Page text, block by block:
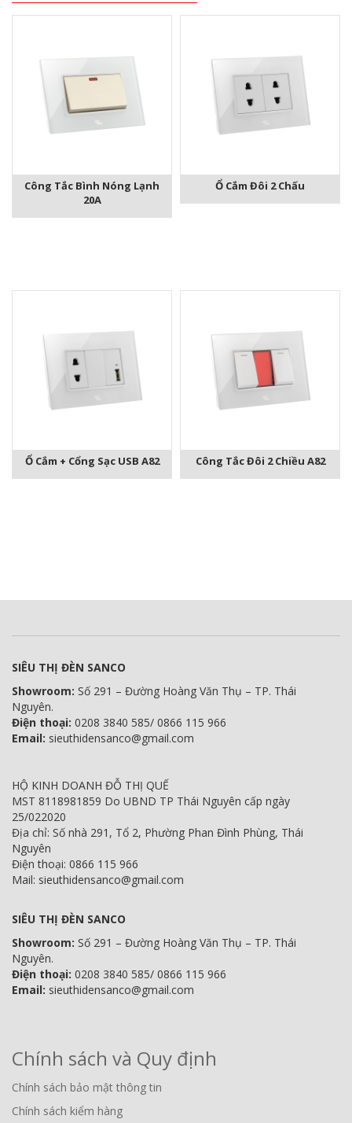
Công Tắc Bình Nóng Lạnh
20A
Ổ Cắm Đôi 2 Chấu
Ổ Cắm + Cổng Sạc USB A82 Công Tắc Đôi 2 Chiều A82
SIÊU THỊ ĐÈN SANCO
Showroom: Số 291 – Đường Hoàng Văn Thụ – TP. Thái
Nguyên.
Điện thoại: 0208 3840 585/ 0866 115 966
Email: sieuthidensanco@gmail.com
HỘ KINH DOANH ĐỖ THỊ QUẾ
MST 8118981859 Do UBND TP Thái Nguyên cấp ngày
25/022020
Địa chỉ: Số nhà 291, Tổ 2, Phường Phan Đình Phùng, Thái
Nguyên
Điện thoại: 0866 115 966
Mail: sieuthidensanco@gmail.com
SIÊU THỊ ĐÈN SANCO
Showroom: Số 291 – Đường Hoàng Văn Thụ – TP. Thái
Nguyên.
Điện thoại: 0208 3840 585/ 0866 115 966
Email: sieuthidensanco@gmail.com
Chính sách và Quy định
Chính sách bảo mật thông tin
Chính sách kiểm hàng